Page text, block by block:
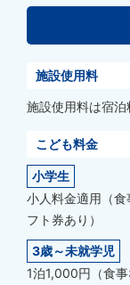
施設使用料
施設使用料は宿泊
こども料金
小学生
小人料金適用（
フト券あり）
3歳～未就学児
1泊1,000円（食